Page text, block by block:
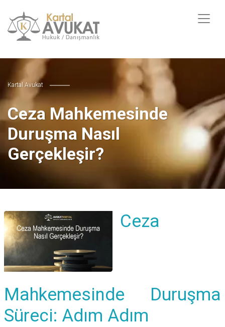
Kartal Avukat
Ceza Mahkemesinde
Duruşma Nasıl
Gerçekleşir?
Ceza
Mahkemesinde Duruşma
Süreci: Adım Adım